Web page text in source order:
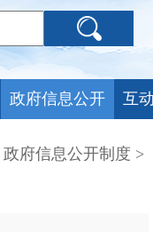
政府信息公开 互
政府信息公开制度 >